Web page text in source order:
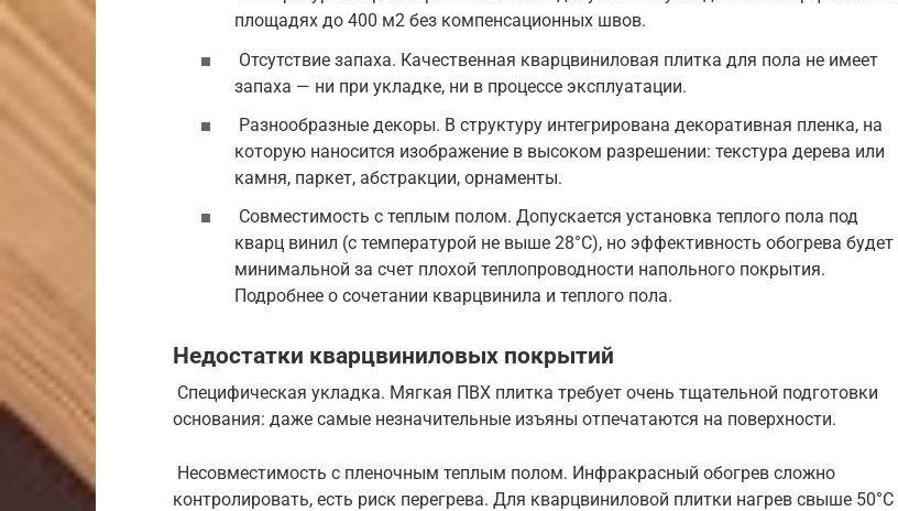
площадях до 400 м2 без компенсационных швов.
Отсутствие запаха. Качественная кварцвиниловая плитка для пола не имеет
запаха — ни при укладке, ни в процессе эксплуатации.
Разнообразные декоры. В структуру интегрирована декоративная пленка, на
которую наносится изображение в высоком разрешении: текстура дерева или
камня, паркет, абстракции, орнаменты.
Совместимость с теплым полом. Допускается установка теплого пола под
кварц винил (с температурой не выше 28°С), но эффективность обогрева будет
минимальной за счет плохой теплопроводности напольного покрытия.
Подробнее о сочетании кварцвинила и теплого пола.
Недостатки кварцвиниловых покрытий
Специфическая укладка. Мягкая ПВХ плитка требует очень тщательной подготовки
основания: даже самые незначительные изъяны отпечатаются на поверхности.
Несовместимость с пленочным теплым полом. Инфракрасный обогрев сложно
контролировать, есть риск перегрева. Для кварцвиниловой плитки нагрев свыше 50°С